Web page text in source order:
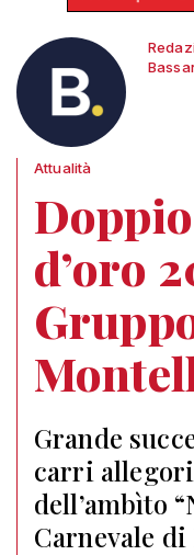
Attualità
d’oro
Grande
carri
dell’ambìto
Carnevale di